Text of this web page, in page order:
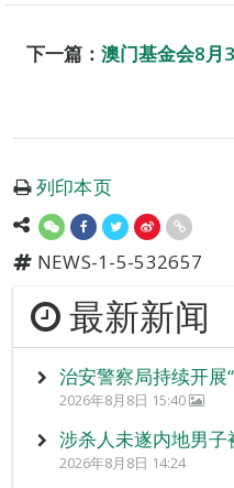
下一篇： 澳门基金会8月
列印本页
NEWS-1-5-532657
最新新闻
治安警察局持续开展
2026年8月8日 15:40
涉杀人未遂内地男子
2026年8月8日 14:24